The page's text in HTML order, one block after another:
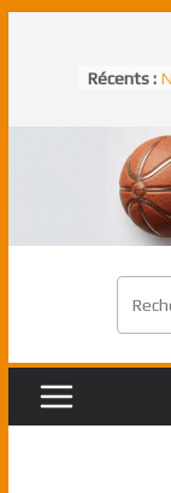
Récents :